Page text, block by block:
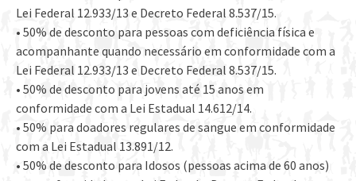
Lei Federal 12.933/13 e Decreto Federal 8.537/15.
• 50% de desconto para pessoas com deficiência física e
acompanhante quando necessário em conformidade com a
Lei Federal 12.933/13 e Decreto Federal 8.537/15.
• 50% de desconto para jovens até 15 anos em
conformidade com a Lei Estadual 14.612/14.
• 50% para doadores regulares de sangue em conformidade
com a Lei Estadual 13.891/12.
• 50% de desconto para Idosos (pessoas acima de 60 anos)